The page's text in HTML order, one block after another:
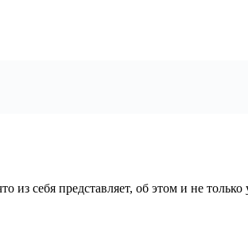
себя представляет, об этом и не только